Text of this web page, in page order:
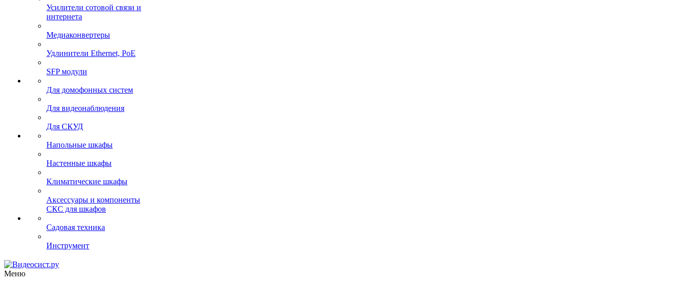
Усилители сотовой связи и
интернета
Медиаконвертеры
Удлинители Ethernet, PoE
SFP модули
Для домофонных систем
Для видеонаблюдения
Для СКУД
Напольные шкафы
Настенные шкафы
Климатические шкафы
Аксессуары и компоненты
СКС для шкафов
Садовая техника
Инструмент
Меню